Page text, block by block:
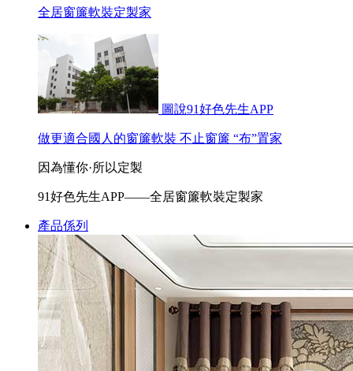
全居窗簾軟裝定製家
圖說91好色先生APP
做更適合國人的窗簾軟裝 不止窗簾 “布”置家
因為懂你·所以定製
91好色先生APP——全居窗簾軟裝定製家
產品係列